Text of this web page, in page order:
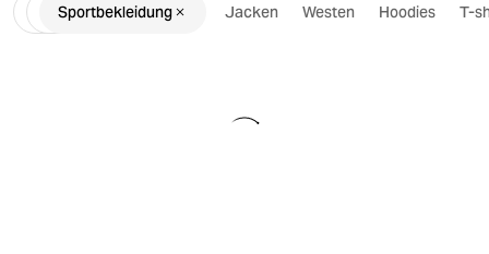
verschiedenen Farben erhältlich. Die kurzärmeligen
Poloshirts bestehen aus weichen Materialien mit
Sportbekleidung Jacken Westen Hoodies T-